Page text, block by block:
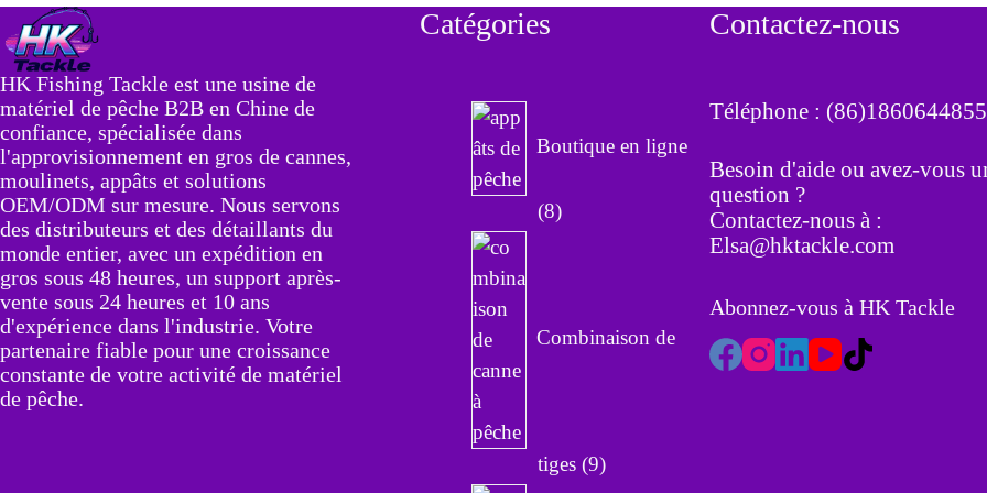
HK Fishing Tackle est une usine de
matériel de pêche B2B en Chine de
confiance, spécialisée dans
l'approvisionnement en gros de cannes,
moulinets, appâts et solutions
OEM/ODM sur mesure. Nous servons
des distributeurs et des détaillants du
monde entier, avec un expédition en
gros sous 48 heures, un support après-
vente sous 24 heures et 10 ans
d'expérience dans l'industrie. Votre
partenaire fiable pour une croissance
constante de votre activité de matériel
de pêche.
Catégories
Boutique en ligne
88
d
s
Combinaison de
tiges 99
Contactez-nous
Téléphone :
Besoin d'aide ou avez-vous
question ?
Contactez-nous à :
Elsa@hktackle.com
Abonnez-vous à HK Tackle